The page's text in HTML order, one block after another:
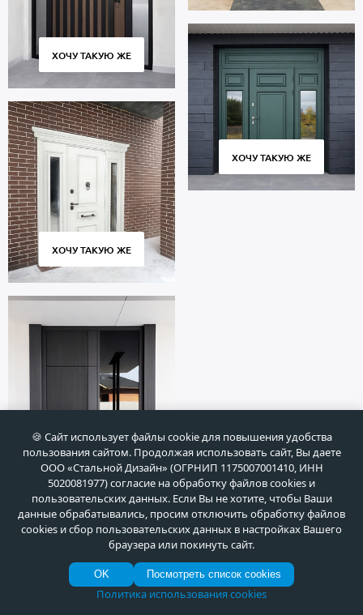
ХОЧУ ТАКУЮ ЖЕ
ХОЧУ ТАКУЮ ЖЕ
ХОЧУ ТАКУЮ ЖЕ
ХОЧУ ТАКУЮ ЖЕ
ГАЛЕРЕЯ РАБОТ
🍪 Сайт использует файлы cookie для повышения удобства
пользования сайтом. Продолжая использовать сайт, Вы даете
ООО «Стальной Дизайн» (ОГРНИП 1175007001410, ИНН
5020081977) согласие на обработку файлов cookies и
пользовательских данных. Если Вы не хотите, чтобы Ваши
данные обрабатывались, просим отключить обработку файлов
cookies и сбор пользовательских данных в настройках Вашего
браузера или покинуть сайт.
OK Посмотреть список cookies
Политика использования cookies